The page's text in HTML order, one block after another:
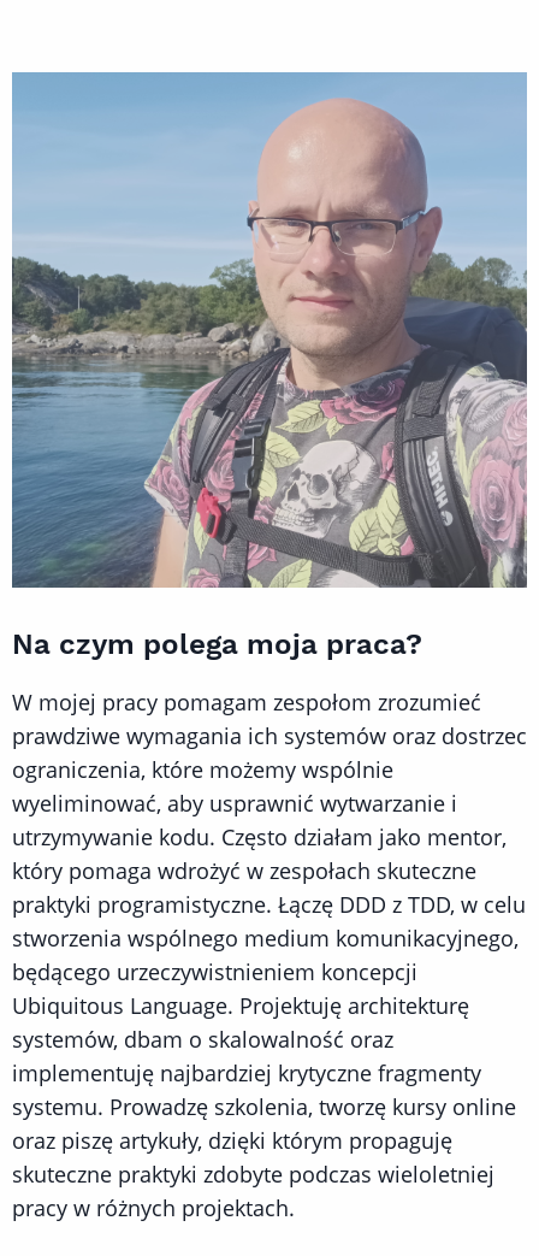
Na czym polega moja praca?
W mojej pracy pomagam zespołom zrozumieć
prawdziwe wymagania ich systemów oraz dostrzec
ograniczenia, które możemy wspólnie
wyeliminować, aby usprawnić wytwarzanie i
utrzymywanie kodu. Często działam jako mentor,
który pomaga wdrożyć w zespołach skuteczne
praktyki programistyczne. Łączę DDD z TDD, w celu
stworzenia wspólnego medium komunikacyjnego,
będącego urzeczywistnieniem koncepcji
Ubiquitous Language. Projektuję architekturę
systemów, dbam o skalowalność oraz
implementuję najbardziej krytyczne fragmenty
systemu. Prowadzę szkolenia, tworzę kursy online
oraz piszę artykuły, dzięki którym propaguję
skuteczne praktyki zdobyte podczas wieloletniej
pracy w różnych projektach.